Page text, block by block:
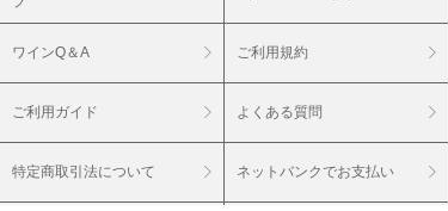
ワインQ＆A ご利用規約
ご利用ガイド よくある質問
特定商取引法について ネットバンクでお支払い